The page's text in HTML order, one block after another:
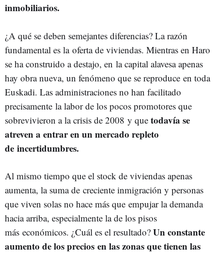
inmobiliarios.
¿A qué se deben semejantes diferencias? La razón
fundamental es la oferta de viviendas. Mientras en Haro
se ha construido a destajo, en la capital alavesa apenas
hay obra nueva, un fenómeno que se reproduce en toda
Euskadi. Las administraciones no han facilitado
precisamente la labor de los pocos promotores que
sobrevivieron a la crisis de 2008 y que todavía se
atreven a entrar en un mercado repleto
de incertidumbres.
Al mismo tiempo que el stock de viviendas apenas
aumenta, la suma de creciente inmigración y personas
que viven solas no hace más que empujar la demanda
hacia arriba, especialmente la de los pisos
más económicos. ¿Cuál es el resultado? Un constante
aumento de los precios en las zonas que tienen las